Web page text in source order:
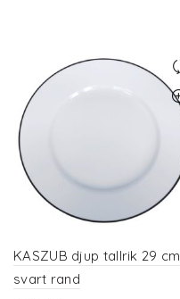
KASZUB djup tallrik 29 cm,
svart rand